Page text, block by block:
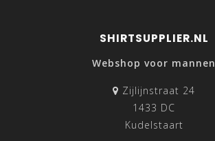
SHIRTSUPPLIER.NL
Webshop voor mannen
Zijlijnstraat 24
1433 DC
Kudelstaart